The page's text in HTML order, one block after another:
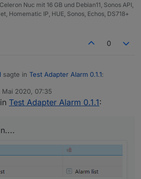
Nuc mit 16 GB und Debian11, Sonos API,
Homematic IP, HUE, Sonos, Echos, DS718+
0
sagte in Test Adapter Alarm 0.1.1:
sagte inTest Adapter Alarm
ich nicht versprechen, alles
jedoch mein bestes.
Mai 2020, 07:35
von
Test Adapter Alarm 0.1.1: